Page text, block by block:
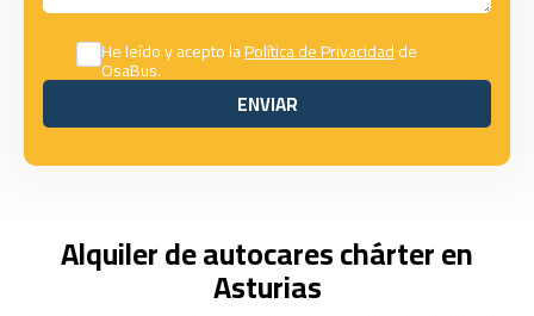
He leído y acepto laPolítica de Privacidadde
OsaBus.
ENVIAR
ENVIAR
Alquiler de autocares chárter en
Asturias